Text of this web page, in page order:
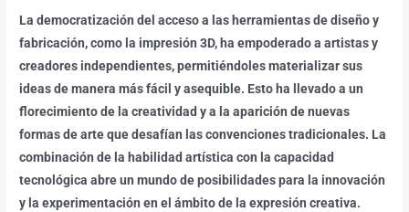
La democratización del acceso a las herramientas de diseño y
fabricación, como la impresión 3D, ha empoderado a artistas y
creadores independientes, permitiéndoles materializar sus
ideas de manera más fácil y asequible. Esto ha llevado a un
florecimiento de la creatividad y a la aparición de nuevas
formas de arte que desafían las convenciones tradicionales. La
combinación de la habilidad artística con la capacidad
tecnológica abre un mundo de posibilidades para la innovación
y la experimentación en el ámbito de la expresión creativa.